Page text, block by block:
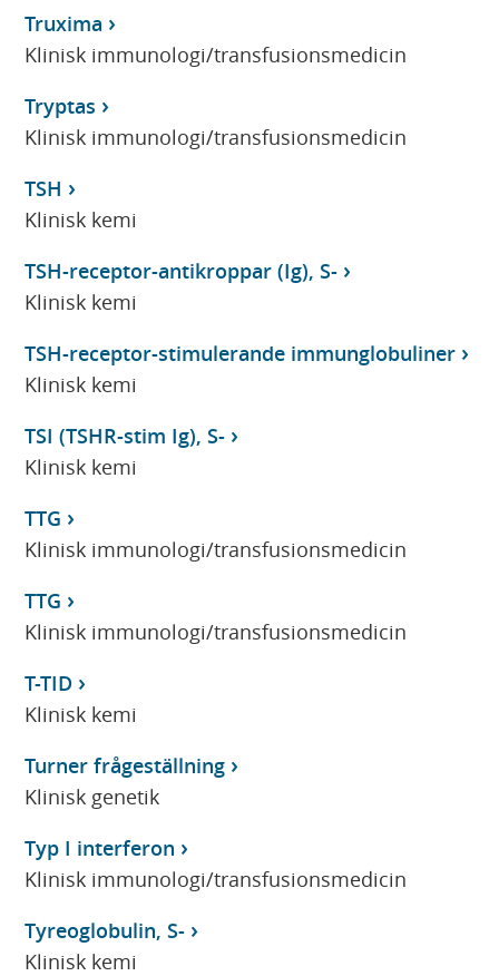
Truxima
Klinisk immunologi/transfusionsmedicin
Tryptas
Klinisk immunologi/transfusionsmedicin
TSH
Klinisk kemi
TSH-receptor-antikroppar (Ig), S-
Klinisk kemi
TSH-receptor-stimulerande immunglobuliner
Klinisk kemi
TSI (TSHR-stim Ig), S-
Klinisk kemi
TTG
Klinisk immunologi/transfusionsmedicin
TTG
Klinisk immunologi/transfusionsmedicin
T-TID
Klinisk kemi
Turner frågeställning
Klinisk genetik
Typ I interferon
Klinisk immunologi/transfusionsmedicin
Tyreoglobulin, S-
Klinisk kemi